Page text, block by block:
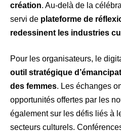
création. Au-delà de la
servi de plateforme de
redessinent les industries
Pour les organisateurs, le
outil stratégique
des femmes. Les échanges
opportunités offertes par les
également sur les défis liés à
secteurs culturels.